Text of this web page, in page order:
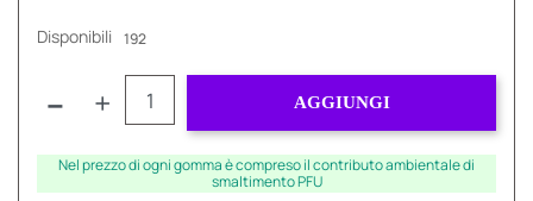
Disponibili 192
AGGIUNGI
Nel prezzo di ogni gomma è compreso il contributo ambientale di
smaltimento PFU